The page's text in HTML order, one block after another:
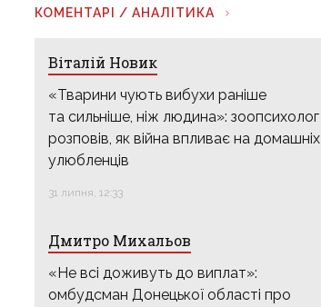
КОМЕНТАРІ / АНАЛІТИКА
Віталій Новик
«Тварини чують вибухи раніше
та сильніше, ніж людина»: зоопсихолог
розповів, як війна впливає на домашніх
улюбленців
31 липня, 12:33
Дмитро Михальов
«Не всі доживуть до виплат»:
омбудсман Донецької області про